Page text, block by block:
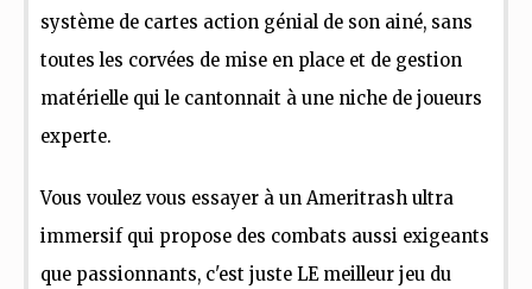
système de cartes action génial de son ainé, sans
toutes les corvées de mise en place et de gestion
matérielle qui le cantonnait à une niche de joueurs
experte.
Vous voulez vous essayer à un Ameritrash ultra
immersif qui propose des combats aussi exigeants
que passionnants, c'est juste LE meilleur jeu du